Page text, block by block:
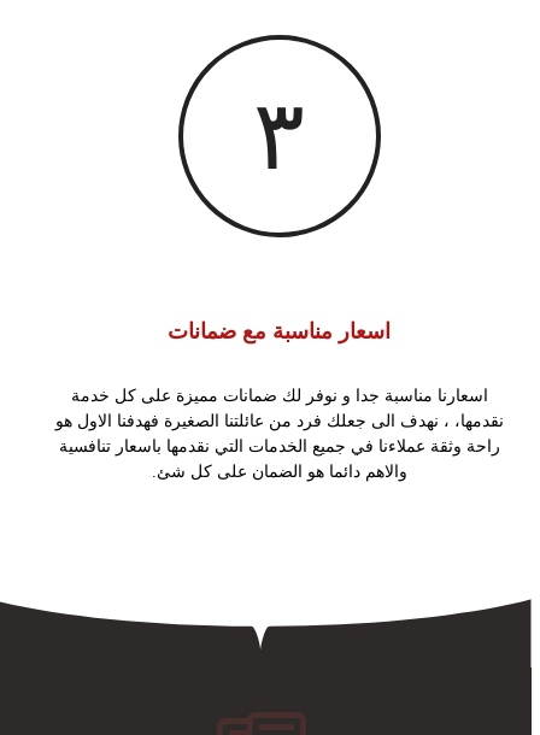
٣
اسعار مناسبة مع ضمانات
اسعارنا مناسبة جدا و نوفر لك ضمانات مميزة على كل خدمة
نقدمها، ، نهدف الى جعلك فرد من عائلتنا الصغيرة فهدفنا الاول هو
راحة وثقة عملاءنا في جميع الخدمات التي نقدمها باسعار تنافسية
والاهم دائما هو الضمان على كل شئ.